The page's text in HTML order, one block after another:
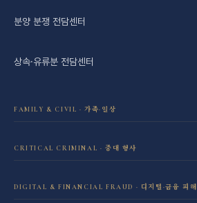
분양 분쟁 전담센터
상속·유류분 전담센터
FAMILY & CIVIL · 가족·일상
CRITICAL CRIMINAL · 중대 형사
DIGITAL & FINANCIAL FRAUD · 디지털·금융 피해